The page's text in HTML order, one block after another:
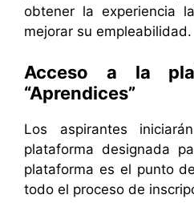
obtener la experiencia
mejorar su empleabilidad.
Acceso a la
“Aprendices”
Los aspirantes
plataforma designada
plataforma es el punto
todo el proceso de